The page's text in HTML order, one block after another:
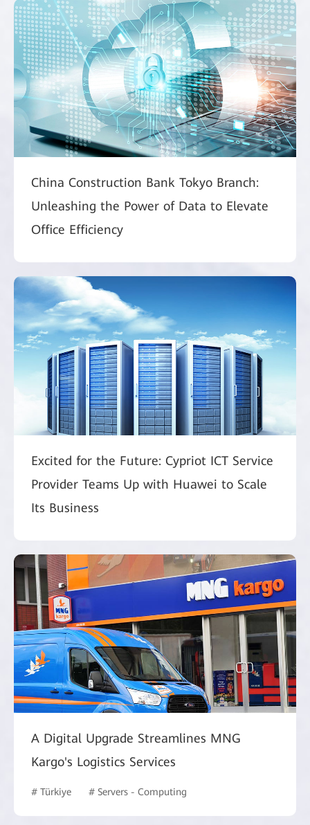
China Construction Bank Tokyo Branch:
Unleashing the Power of Data to Elevate
Office Efficiency
Excited for the Future: Cypriot ICT Service
Provider Teams Up with Huawei to Scale
Its Business
A Digital Upgrade Streamlines MNG
Kargo's Logistics Services
# Türkiye # Servers - Computing